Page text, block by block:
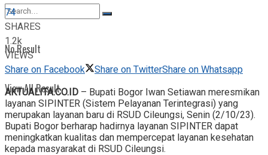
View All Result
No Result
View All Result
74
SHARES
1.2k
VIEWS
Share on Facebook
Share on TwitterShare on Whatsapp
AKTUALITA.CO.ID – Bupati Bogor Iwan Setiawan meresmikan
layanan SIPINTER (Sistem Pelayanan Terintegrasi) yang
merupakan layanan baru di RSUD Cileungsi, Senin (2/10/23).
Bupati Bogor berharap hadirnya layanan SIPINTER dapat
meningkatkan kualitas dan mempercepat layanan kesehatan
kepada masyarakat di RSUD Cileungsi.